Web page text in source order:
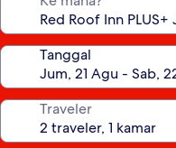
Tanggal
Traveler